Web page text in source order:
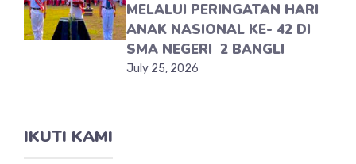
MELALUI PERINGATAN HARI
ANAK NASIONAL KE- 42 DI
SMA NEGERI 2 BANGLI
July 25, 2026
IKUTI KAMI